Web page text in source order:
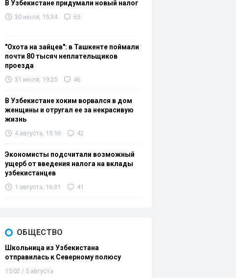
В Узбекистане придумали новый налог
30 июля, 15:34 65
"Охота на зайцев": в Ташкенте поймали
почти 80 тысяч неплательщиков
проезда
31 июля, 19:25 46
В Узбекистане хоким ворвался в дом
женщины и отругал ее за некрасивую
жизнь
4 августа, 15:16 42
Экономисты подсчитали возможный
ущерб от введения налога на вклады
узбекистанцев
1 августа, 16:31 41
ОБЩЕСТВО
Школьница из Узбекистана
отправилась к Северному полюсу
15:02 / 5 августа